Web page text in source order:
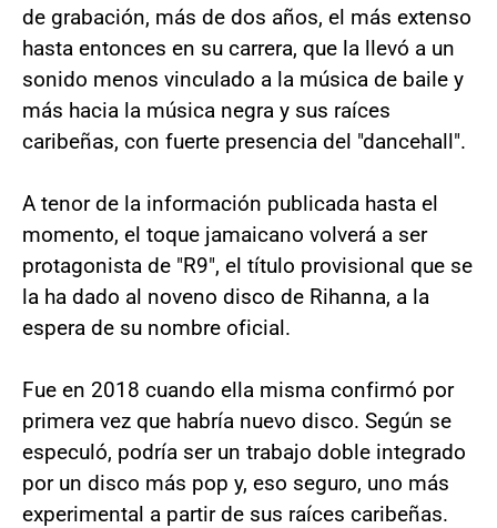
de grabación, más de dos años, el más extenso
hasta entonces en su carrera, que la llevó a un
sonido menos vinculado a la música de baile y
más hacia la música negra y sus raíces
caribeñas, con fuerte presencia del "dancehall".
A tenor de la información publicada hasta el
momento, el toque jamaicano volverá a ser
protagonista de "R9", el título provisional que se
la ha dado al noveno disco de Rihanna, a la
espera de su nombre oficial.
Fue en 2018 cuando ella misma confirmó por
primera vez que habría nuevo disco. Según se
especuló, podría ser un trabajo doble integrado
por un disco más pop y, eso seguro, uno más
experimental a partir de sus raíces caribeñas.